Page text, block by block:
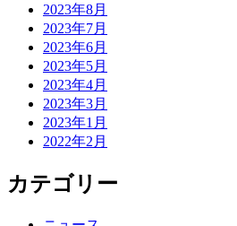
2023年8月
2023年7月
2023年6月
2023年5月
2023年4月
2023年3月
2023年1月
2022年2月
カテゴリー